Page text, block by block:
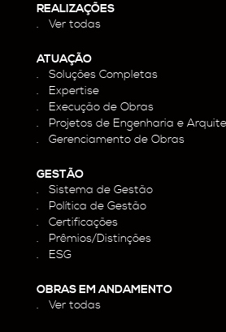
REALIZAÇÕES
Ver todas
ATUAÇÃO
Soluções Completas
Expertise
Execução de Obras
Projetos de Engenharia e
Gerenciamento de Obras
GESTÃO
Sistema de Gestão
Política de Gestão
Certificações
Prêmios/Distinções
ESG
OBRAS EM ANDAMENTO
Ver todas